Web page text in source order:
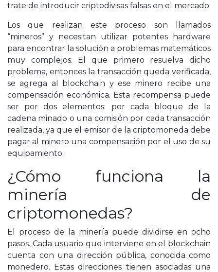
trate de introducir criptodivisas falsas en el mercado.
Los que realizan este proceso son llamados
“mineros” y necesitan utilizar potentes hardware
para encontrar la solución a problemas matemáticos
muy complejos. El que primero resuelva dicho
problema, entonces la transacción queda verificada,
se agrega al blockchain y ese minero recibe una
compensación económica. Esta recompensa puede
ser por dos elementos: por cada bloque de la
cadena minado o una comisión por cada transacción
realizada, ya que el emisor de la criptomoneda debe
pagar al minero una compensación por el uso de su
equipamiento.
¿Cómo funciona la
minería de
criptomonedas?
El proceso de la minería puede dividirse en ocho
pasos. Cada usuario que interviene en el blockchain
cuenta con una dirección pública, conocida como
monedero. Estas direcciones tienen asociadas una